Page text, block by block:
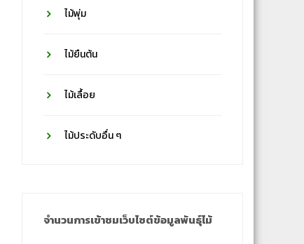
ไม้พุ่ม
ไม้ยืนต้น
ไม้เลื้อย
ไม้ประดับอื่น ๆ
จำนวนการเข้าชมเว็บไซต์ข้อมูลพันธุ์ไม้